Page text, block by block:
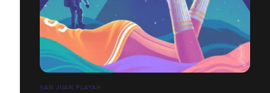
SAN JUAN PLAYAH